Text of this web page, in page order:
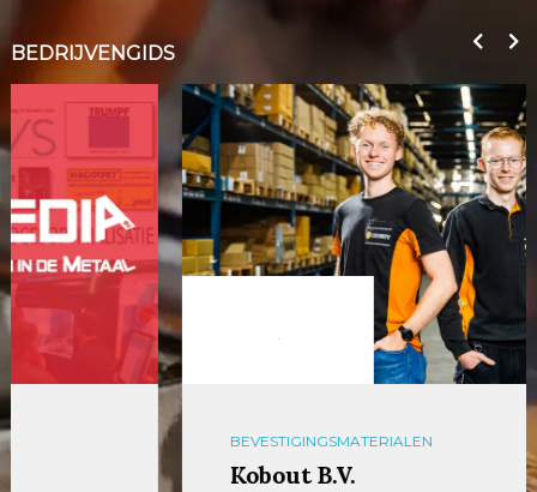
BEDRIJVENGIDS
BEVESTIGINGSMATERIALEN
Kobout B.V.